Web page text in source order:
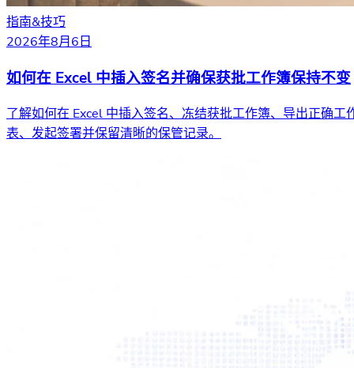
指南&技巧
2026年8月6日
如何在 Excel 中插入签名并确保获批工作簿保持不变
了解如何在 Excel 中插入签名、冻结获批工作簿、导出正确工
表、发起签署并保留清晰的保管记录。